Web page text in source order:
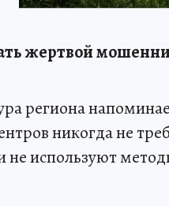
жертвой
региона
никогда не
не используют